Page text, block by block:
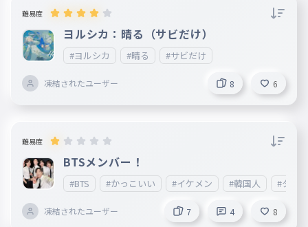
難易度
ヨルシカ：晴る（サビだけ）
#ヨルシカ #晴る #サビだけ
凍結されたユーザー 8 6
難易度
BTSメンバー！
#BTS #かっこいい #イケメン #韓国人 #タイ
凍結されたユーザー 7 4 8